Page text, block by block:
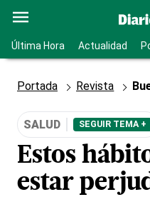
Última Hora Actualidad
Portada Revista
SALUD SEGUIR TEMA +
Estos
estar